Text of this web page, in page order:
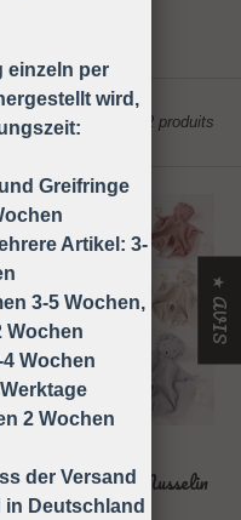
personalisierten
2 produits
Löwe Musselin
€17,99
★ AVIS
einzeln per
wird,
Greifringe
Artikel: 3-
3-5 Wochen,
Wochen
Wochen
2 Wochen
der Versand
Deutschland